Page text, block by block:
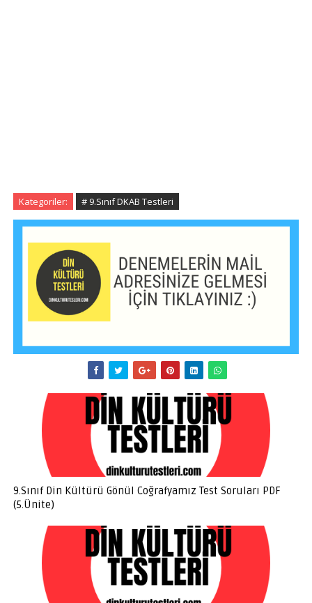
Kategoriler: # 9.Sınıf DKAB Testleri
9.Sınıf Din Kültürü Gönül Coğrafyamız Test Soruları PDF
(5.Ünite)